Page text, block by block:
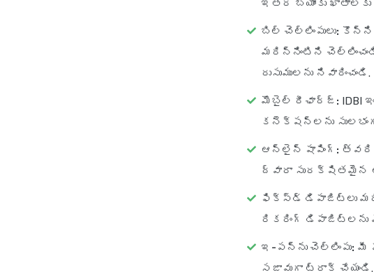
ఇతర బ్యాంకు
బిల్ చెల్లింపులు: కొన్ని
మరిన్నింటిని
రుసుములను నివారించండి.
మొబైల్ రీఛార్జ్: IDBI
కనెక్షన్‌లను
ఆన్‌లైన్ షాపింగ్:
ద్వారా సురక్షితమైన
ఫిక్స్‌డ్ డిపాజిట్లు
రికరింగ్ డిపాజిట్లను మీ
ఇ-పన్ను చెల్లింపు: మీ
సజావుగా ట్రాక్ చేయండి.